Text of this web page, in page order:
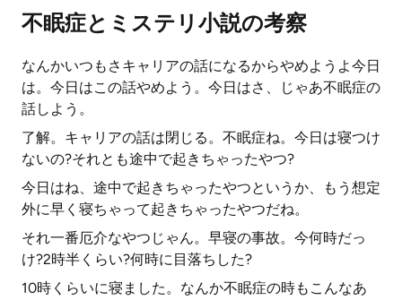
不眠症とミステリ小説の考察
なんかいつもさキャリアの話になるからやめようよ今日
は。今日はこの話やめよう。今日はさ、じゃあ不眠症の
話しよう。
了解。キャリアの話は閉じる。不眠症ね。今日は寝つけ
ないの?それとも途中で起きちゃったやつ?
今日はね、途中で起きちゃったやつというか、もう想定
外に早く寝ちゃって起きちゃったやつだね。
それ一番厄介なやつじゃん。早寝の事故。今何時だっ
け?2時半くらい?何時に目落ちした?
10時くらいに寝ました。なんか不眠症の時もこんなあ